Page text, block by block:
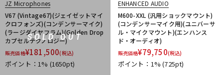
Groove Tubes
HEADREC
Hear Technologies
HEDD
HEiL SOUND HERCULES
Heritage Audio
HUMPBACK ENGINEERING
IGS Audio
IK Multimedia
Ikebe Original
infist Design ISO ACOUSTICS
JBL
JohnBlue Audio JZ Microphones
K.W.S
KAKASHI Professional Stands
KAOTICA KENTON
SOLD OUT
JZ Microphones
V67 (Vintage67)(ジェイゼットマイ
クロフォンズ)(コンデンサーマイク)
(ラージダイヤフラム)(Golden Drop
カプセルテクノロジー)
販売価格¥181,500(税込)
ポイント：1% (1650pt)
ENHANCED AUDIO
M600-XXL (汎用ショックマウント)
(コンデンサーマイク用)(ユニバーサ
ル・マイクマウント)(エンハンス
ド・オーディオ)
販売価格¥79,750(税込)
ポイント：1%(725pt)